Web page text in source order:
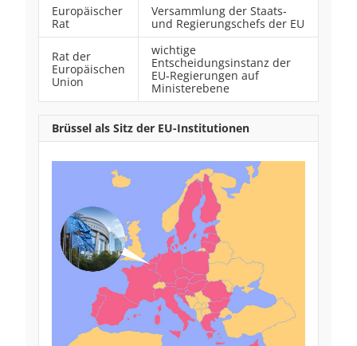
Europäischer
Rat
Versammlung der Staats‑
und Regierungschefs der EU
Rat der
Europäischen
Union
wichtige
Entscheidungsinstanz der
EU‑Regierungen auf
Ministerebene
Brüssel als Sitz der EU-Institutionen